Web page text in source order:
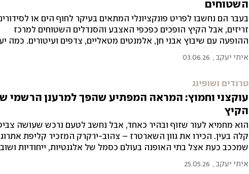
השטוחים
בעבר הם נחשבו לפריט פונקציונלי המתאים בעיקר לחוף הים או
זריזים, אבל הקיץ הופכים כפכפי האצבע והסנדלים השטוחים למרכז
ההופעה עם שיבוץ אבני חן, אלמנטים מטאליים, צדפים ועיטורים. כמה
איתי יעקב ,
03.06.26
טרנדים ושופינג
עוקצני וחמוץ: המראה המפתיע שהפך למרענן הרשמי
הקיץ
הוא מחמיא לעור שזוף ובהיר כאחד, אבל נחשב לטעם נרכש שעושה
קלה בעין. הכירו את גוון השארטרז – צהוב-ירקרק המזכיר קליפת
שמככב כעת אצל בתי האופנה בעולם כסמל של אלגנטיות, ייחודיות
איתי יעקב ,
25.05.26